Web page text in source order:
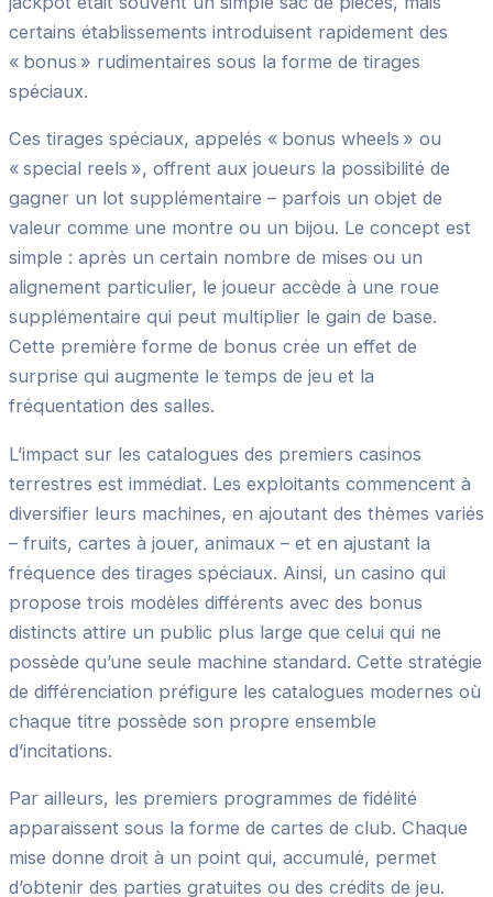
certains établissements introduisent rapidement des
« bonus » rudimentaires sous la forme de tirages
spéciaux.
Ces tirages spéciaux, appelés « bonus wheels » ou
« special reels », offrent aux joueurs la possibilité de
gagner un lot supplémentaire – parfois un objet de
valeur comme une montre ou un bijou. Le concept est
simple : après un certain nombre de mises ou un
alignement particulier, le joueur accède à une roue
supplémentaire qui peut multiplier le gain de base.
Cette première forme de bonus crée un effet de
surprise qui augmente le temps de jeu et la
fréquentation des salles.
L’impact sur les catalogues des premiers casinos
terrestres est immédiat. Les exploitants commencent à
diversifier leurs machines, en ajoutant des thèmes variés
– fruits, cartes à jouer, animaux – et en ajustant la
fréquence des tirages spéciaux. Ainsi, un casino qui
propose trois modèles différents avec des bonus
distincts attire un public plus large que celui qui ne
possède qu’une seule machine standard. Cette stratégie
de différenciation préfigure les catalogues modernes où
chaque titre possède son propre ensemble
d’incitations.
Par ailleurs, les premiers programmes de fidélité
apparaissent sous la forme de cartes de club. Chaque
mise donne droit à un point qui, accumulé, permet
d’obtenir des parties gratuites ou des crédits de jeu.